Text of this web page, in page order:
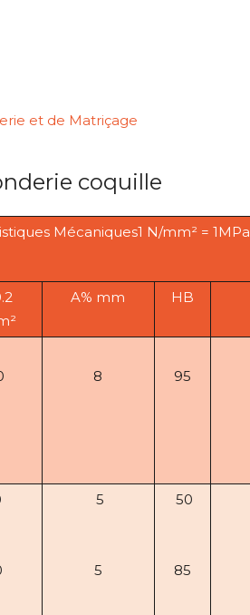
et de Matriçage
coquille
Mécaniques1 N/mm² = 1MPa
A% mm HB
8 95
5
5
50
85